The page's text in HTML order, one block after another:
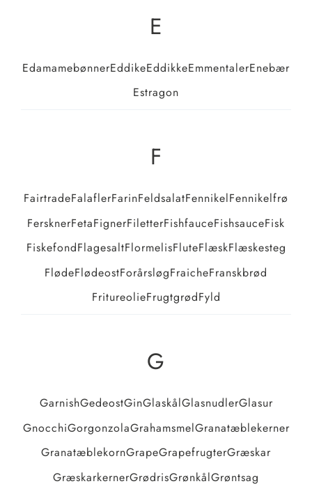
E
EdamamebønnerEddikeEddikkeEmmentalerEnebær
Estragon
F
FairtradeFalaflerFarinFeldsalatFennikelFennikelfrø
FersknerFetaFignerFiletterFishfauceFishsauceFisk
FiskefondFlagesaltFlormelisFluteFlæskFlæskesteg
FlødeFlødeostForårsløgFraicheFranskbrød
FritureolieFrugtgrødFyld
G
GarnishGedeostGinGlaskålGlasnudlerGlasur
GnocchiGorgonzolaGrahamsmelGranatæblekerner
GranatæblekornGrapeGrapefrugterGræskar
GræskarkernerGrødrisGrønkålGrøntsag